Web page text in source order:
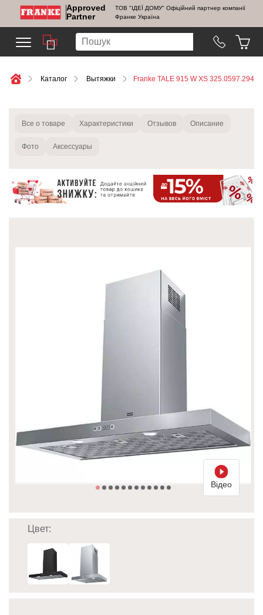
Approved
Partner
ТОВ "ІДЕЇ ДОМУ" Офіційний партнер компанії
Франке Україна
Каталог Вытяжки Franke TALE 915 W XS 325.0597.294
Все о товаре Характеристики Отзывов Описание
Фото Аксессуары
Відео
Цвет: